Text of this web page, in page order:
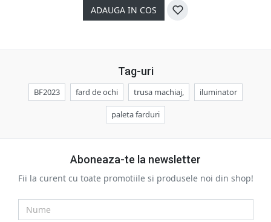
ADAUGA IN COS
Tag-uri
BF2023 fard de ochi trusa machiaj, iluminator
paleta farduri
Aboneaza-te la newsletter
Fii la curent cu toate promotiile si produsele noi din shop!